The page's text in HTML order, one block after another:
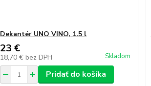
Dekantér UNO VINO, 1.5 l
23 €
18,70 € bez DPH Skladom
Pridať do košíka